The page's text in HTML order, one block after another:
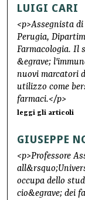
LUIGI CARI
<p>Assegnista
Perugia,
Farmacologia. Il
&egrave;
nuovi marcatori
utilizzo come
farmaci.</p>
leggi gli articoli
GIUSEPPE
<p>Professore
occupa dello
cio&egrave; dei